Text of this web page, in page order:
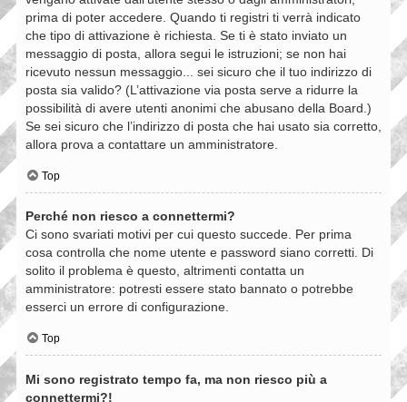
prima di poter accedere. Quando ti registri ti verrà indicato
che tipo di attivazione è richiesta. Se ti è stato inviato un
messaggio di posta, allora segui le istruzioni; se non hai
ricevuto nessun messaggio... sei sicuro che il tuo indirizzo di
posta sia valido? (L’attivazione via posta serve a ridurre la
possibilità di avere utenti anonimi che abusano della Board.)
Se sei sicuro che l’indirizzo di posta che hai usato sia corretto,
allora prova a contattare un amministratore.
Top
Perché non riesco a connettermi?
Ci sono svariati motivi per cui questo succede. Per prima
cosa controlla che nome utente e password siano corretti. Di
solito il problema è questo, altrimenti contatta un
amministratore: potresti essere stato bannato o potrebbe
esserci un errore di configurazione.
Top
Mi sono registrato tempo fa, ma non riesco più a
connettermi?!